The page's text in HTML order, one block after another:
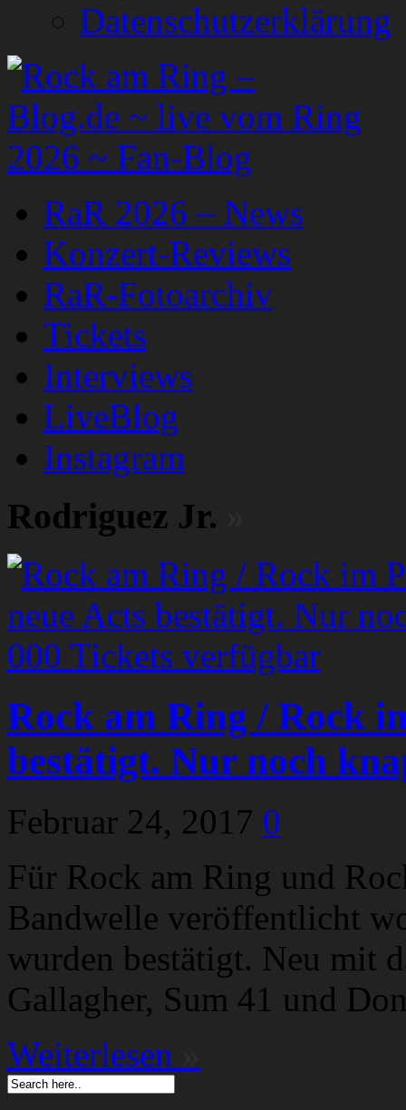
Datenschutzerklärung
RaR 2026 – News
Konzert-Reviews
RaR-Fotoarchiv
Tickets
Interviews
LiveBlog
Instagram
Rodriguez Jr.
Rock am Ring / Rock
bestätigt. Nur noch
Februar 24, 2017 0
Für Rock am Ring und
Bandwelle veröffentlicht
wurden bestätigt. Neu mit
Gallagher, Sum 41 und
Weiterlesen